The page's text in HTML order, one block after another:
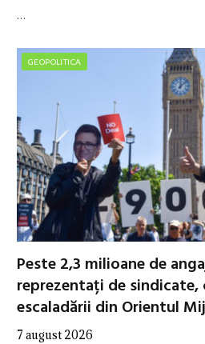
…
GEOPOLITICA
Peste 2,3 milioane de
reprezentați de sindicate,
escaladării din Orientul
7 august 2026